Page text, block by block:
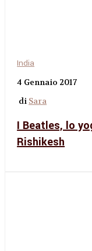
India
4 Gennaio 2017
di Sara
I Beatles, lo
Rishikesh